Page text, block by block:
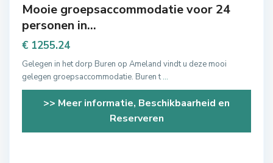
Mooie groepsaccommodatie voor 24
personen in...
€ 1255.24
Gelegen in het dorp Buren op Ameland vindt u deze mooi
gelegen groepsaccommodatie. Buren t...
>> Meer informatie, Beschikbaarheid en
Reserveren